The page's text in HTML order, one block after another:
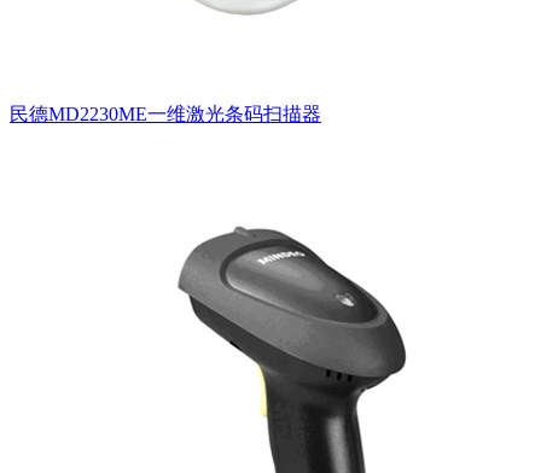
民德MD2230ME一维激光条码扫描器